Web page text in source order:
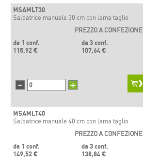
MSAMLT30
Saldatrice manuale 30 cm con lama taglio
PREZZO A CONFEZIONE
da 1 conf.
115,92 €
da 3 conf.
107,64 €
- +
MSAMLT40
Saldatrice manuale 40 cm con lama taglio
PREZZO A CONFEZIONE
da 1 conf.
149,52 €
da 3 conf.
138,84 €